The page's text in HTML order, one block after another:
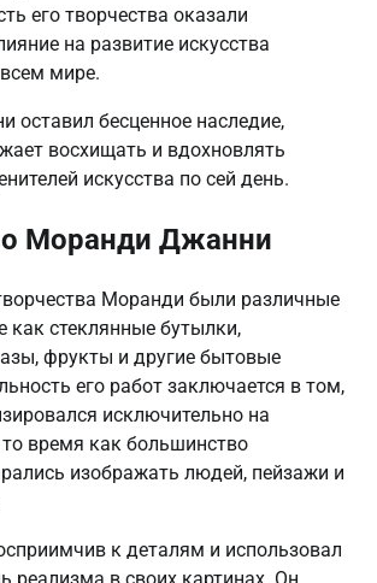
его творчества оказали
на развитие искусства
мире.
оставил бесценное наследие,
восхищать и вдохновлять
искусства по сей день.
Моранди Джанни
Моранди были различные
как стеклянные бутылки,
фрукты и другие бытовые
его работ заключается в том,
исключительно на
время как большинство
изображать людей, пейзажи и
к деталям и использовал